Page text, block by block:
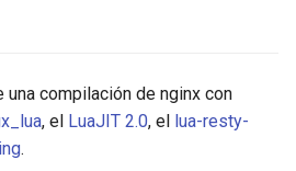
validators.required(chain_function)
compilación de nginx con
, el LuaJIT 2.0, el lua-resty-
.